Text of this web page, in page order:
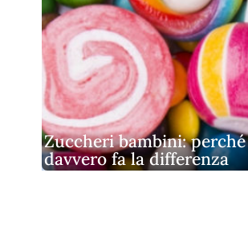
Zuccheri bambini:
davvero fa la differenza